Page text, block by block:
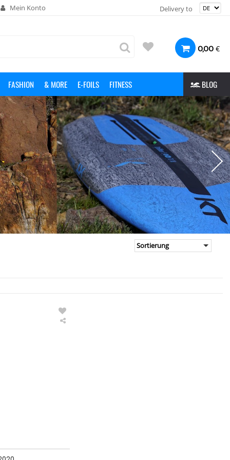
Mein Konto Delivery to
0,00 €
FASHION & MORE E-FOILS FITNESS BLOG